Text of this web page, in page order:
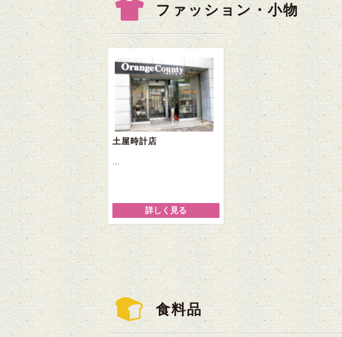
ファッション・小物
土屋時計店
...
詳しく見る
食料品